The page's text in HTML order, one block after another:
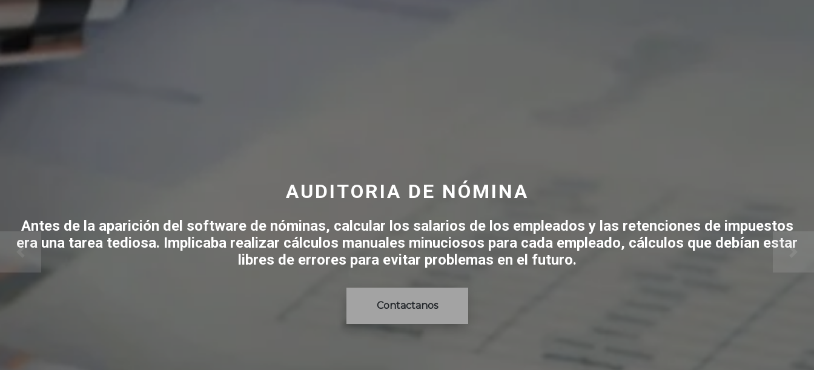
AUDITORIA DE NÓMINA
Antes de la aparición del software de nóminas, calcular los salarios de los empleados y las retenciones de impuestos
era una tarea tediosa. Implicaba realizar cálculos manuales minuciosos para cada empleado, cálculos que debían estar
libres de errores para evitar problemas en el futuro.
Contactanos